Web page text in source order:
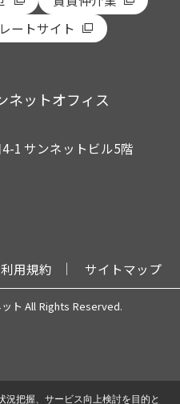
ートサイト
ネットオフィス
1 サンネットビル5階
利用規約 サイトマップ
ト All Rights Reserved.
況把握、サービス向上検討を目的と